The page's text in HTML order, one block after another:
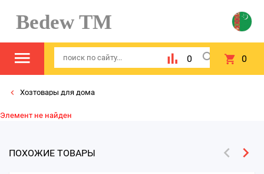
Bedew TM
0 0
Хозтовары для дома
Элемент не найден
ПОХОЖИЕ ТОВАРЫ